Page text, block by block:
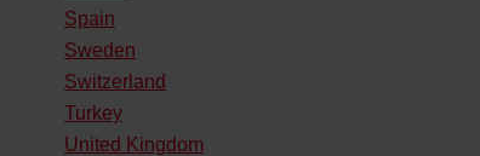
Spain
Sweden
Switzerland
Turkey
United Kingdom